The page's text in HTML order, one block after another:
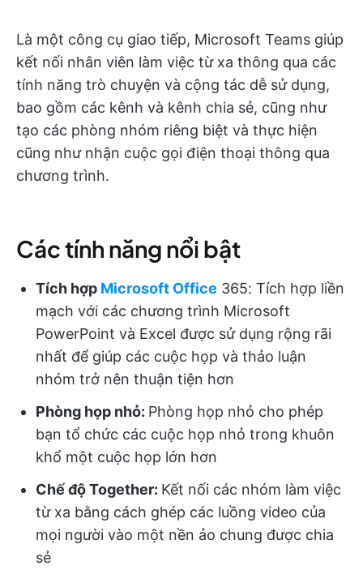
Là một công cụ giao tiếp, Microsoft Teams giúp
kết nối nhân viên làm việc từ xa thông qua các
tính năng trò chuyện và cộng tác dễ sử dụng,
bao gồm các kênh và kênh chia sẻ, cũng như
tạo các phòng nhóm riêng biệt và thực hiện
cũng như nhận cuộc gọi điện thoại thông qua
chương trình.
Các tính năng nổi bật
Tích hợp Microsoft Office 365: Tích hợp liền
mạch với các chương trình Microsoft
PowerPoint và Excel được sử dụng rộng rãi
nhất để giúp các cuộc họp và thảo luận
nhóm trở nên thuận tiện hơn
Phòng họp nhỏ: Phòng họp nhỏ cho phép
bạn tổ chức các cuộc họp nhỏ trong khuôn
khổ một cuộc họp lớn hơn
Chế độ Together: Kết nối các nhóm làm việc
từ xa bằng cách ghép các luồng video của
mọi người vào một nền ảo chung được chia
sẻ